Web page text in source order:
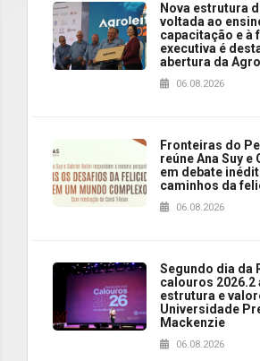
Nova estrutura
voltada ao
capacitação e à
executiva é
abertura da
06.08.2026
Fronteiras do
reúne Ana Suy e
em debate
caminhos da
06.08.2026
Segundo dia da
calouros 2026.2
estrutura e
Universidade
Mackenzie
06.08.2026